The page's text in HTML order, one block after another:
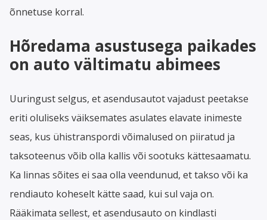
õnnetuse korral.
Hõredama asustusega paikades
on auto vältimatu abimees
Uuringust selgus, et asendusautot vajadust peetakse
eriti oluliseks väiksemates asulates elavate inimeste
seas, kus ühistranspordi võimalused on piiratud ja
taksoteenus võib olla kallis või sootuks kättesaamatu.
Ka linnas sõites ei saa olla veendunud, et takso või ka
rendiauto koheselt kätte saad, kui sul vaja on.
Rääkimata sellest, et asendusauto on kindlasti